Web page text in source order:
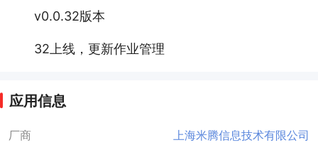
v0.0.32版本
32上线，更新作业管理
应用信息
厂商 上海米腾信息技术有限公司